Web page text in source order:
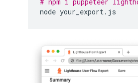
# npm i puppeteer
node